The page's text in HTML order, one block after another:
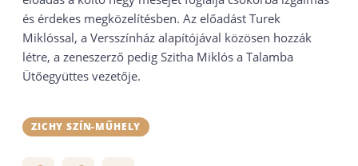
és érdekes megközelítésben. Az előadást Turek
Miklóssal, a Versszínház alapítójával közösen hozzák
létre, a zeneszerző pedig Szitha Miklós a Talamba
Ütőegyüttes vezetője.
ZICHY SZÍN-MŰHELY